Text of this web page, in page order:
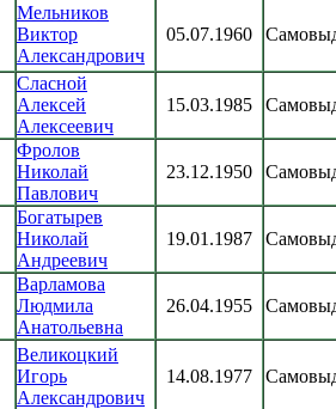
Мельников
Виктор
Александрович
05.07.1960
Сласной
Алексей
Алексеевич
15.03.1985
Фролов
Николай
Павлович
23.12.1950
Богатырев
Николай
Андреевич
19.01.1987
Варламова
Людмила
Анатольевна
26.04.1955
Великоцкий
Игорь
Александрович
14.08.1977